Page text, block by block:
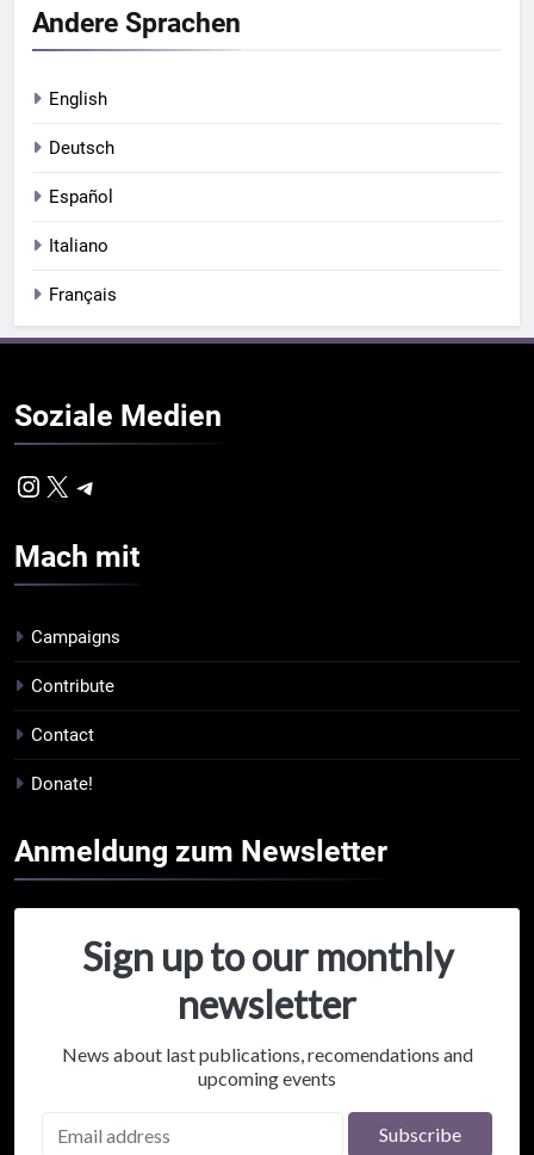
Andere Sprachen
English
Deutsch
Español
Italiano
Français
Soziale Medien
Instagram
Mach mit
Campaigns
Contribute
Contact
Donate!
Anmeldung zum Newsletter
Sign up to our monthly
newsletter
News about last publications, recomendations and
upcoming events